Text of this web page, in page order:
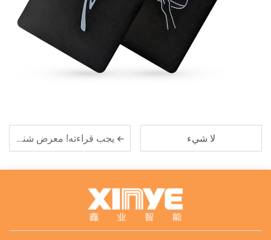
يجب قراءته! معرض شنتشن من ٢٨ إلى ٣٠ أغسطس بواسطة XINYE لا شيء